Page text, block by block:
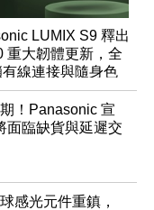
LUMIX S9 釋出
重大韌體更新，全
線連接與隨身色
！Panasonic 宣
面臨缺貨與延遲交
感光元件重鎮，